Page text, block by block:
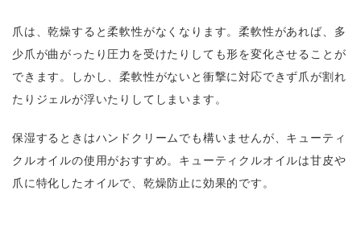
爪は、乾燥すると柔軟性がなくなります。柔軟性があれば、多
少爪が曲がったり圧力を受けたりしても形を変化させることが
できます。しかし、柔軟性がないと衝撃に対応できず爪が割れ
たりジェルが浮いたりしてしまいます。
保湿するときはハンドクリームでも構いませんが、キューティ
クルオイルの使用がおすすめ。キューティクルオイルは甘皮や
爪に特化したオイルで、乾燥防止に効果的です。